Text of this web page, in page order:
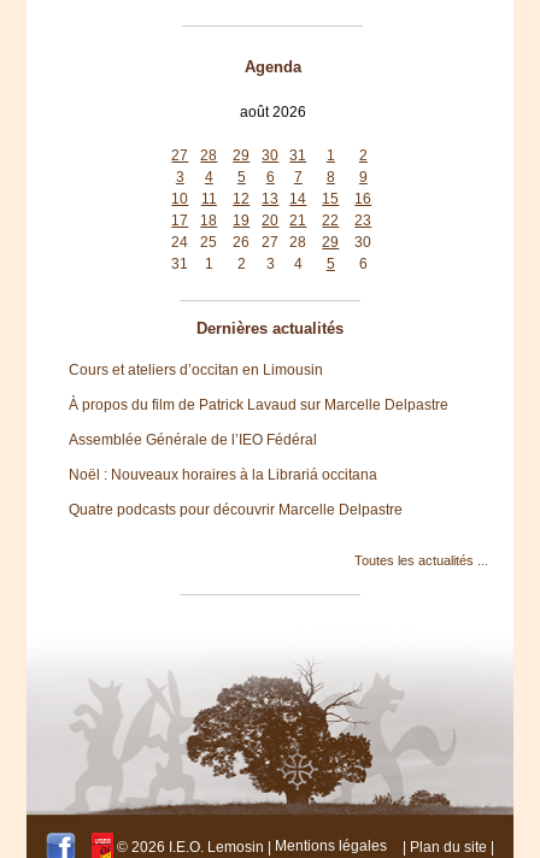
Agenda
août 2026
27
28 29 30 31 1
2
3
4 5 6 7 8
9
10
11 12 13 14 15
16
17
18 19 20 21 22
23
24
25 26 27 28 29
30
31
1 2 3 4 5 6
Dernières actualités
Cours et ateliers d’occitan en Limousin
À propos du film de Patrick Lavaud sur Marcelle Delpastre
Assemblée Générale de l’IEO Fédéral
Noël : Nouveaux horaires à la Librariá occitana
Quatre podcasts pour découvrir Marcelle Delpastre
Toutes les actualités ...
© 2026 I.E.O. Lemosin | Mentions légales | Plan du site |